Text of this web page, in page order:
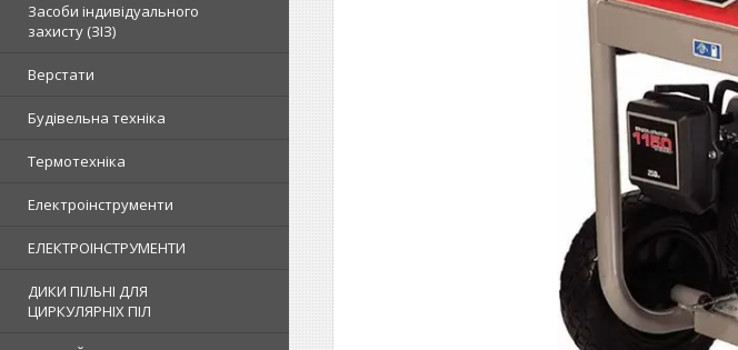
Засоби індивідуального
захисту (ЗІЗ)
Верстати
Будівельна техніка
Термотехніка
Електроінструменти
ЕЛЕКТРОІНСТРУМЕНТИ
ДИКИ ПІЛЬНІ ДЛЯ
ЦИРКУЛЯРНІХ ПІЛ